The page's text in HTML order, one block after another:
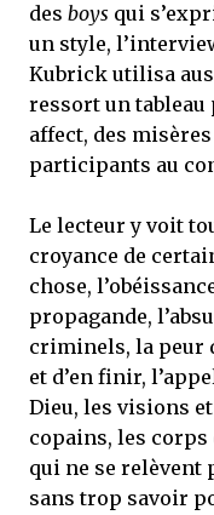
des boys qui
un style,
Kubrick utilisa
ressort un
affect, des
participants au
Le lecteur y voit
croyance de
chose,
propagande,
criminels, la peur
et d’en finir,
Dieu, les visions
copains, les
qui ne se relèvent
sans trop savoir